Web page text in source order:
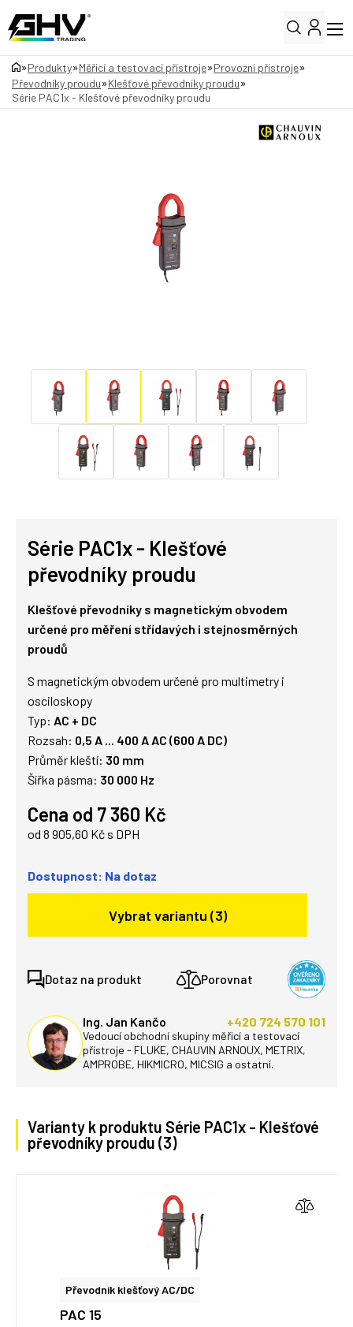
»Produkty»Měřicí a testovací přístroje»Provozní přístroje»
Převodníky proudu»Klešťové převodníky proudu»
Série PAC1x - Klešťové převodníky proudu
Série PAC1x - Klešťové
převodníky proudu
Klešťové převodníky s magnetickým obvodem
určené pro měření střídavých i stejnosměrných
proudů
S magnetickým obvodem určené pro multimetry i
osciloskopy
Typ: AC + DC
Rozsah: 0,5 A ... 400 A AC (600 A DC)
Průměr kleští: 30 mm
Šířka pásma: 30 000 Hz
Cena od 7 360 Kč
od 8 905,60 Kč s DPH
Dostupnost: Na dotaz
Vybrat variantu (3)
Dotaz na produkt Porovnat
Ing. Jan Kančo +420 724 570 101
Vedoucí obchodní skupiny měřicí a testovací
přístroje - FLUKE, CHAUVIN ARNOUX, METRIX,
AMPROBE, HIKMICRO, MICSIG a ostatní.
Varianty k produktu Série PAC1x - Klešťové
převodníky proudu (3)
Převodník klešťový AC/DC
PAC 15